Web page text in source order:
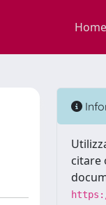
Home
citare